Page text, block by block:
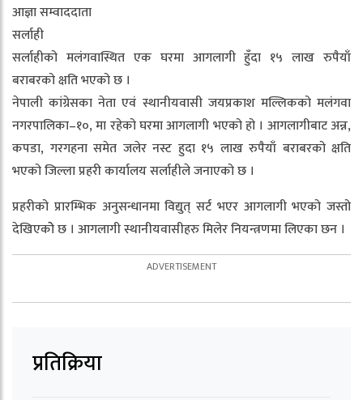
आज्ञा सम्वाददाता
सर्लाही
सर्लाहीको मलंगवास्थित एक घरमा आगलागी हुँदा १५ लाख रुपैयाँ
बराबरको क्षति भएको छ ।
नेपाली कांग्रेसका नेता एवं स्थानीयवासी जयप्रकाश मल्लिकको मलंगवा
नगरपालिका–१०, मा रहेको घरमा आगलागी भएको हो । आगलागीबाट अन्न,
कपडा, गरगहना समेत जलेर नस्ट हुदा १५ लाख रुपैयाँ बराबरको क्षति
भएको जिल्ला प्रहरी कार्यालय सर्लाहीले जनाएको छ ।
प्रहरीको प्रारम्भिक अनुसन्धानमा विद्युत् सर्ट भएर आगलागी भएको जस्तो
देखिएकोे छ । आगलागी स्थानीयवासीहरु मिलेर नियन्त्रणमा लिएका छन ।
प्रतिक्रिया